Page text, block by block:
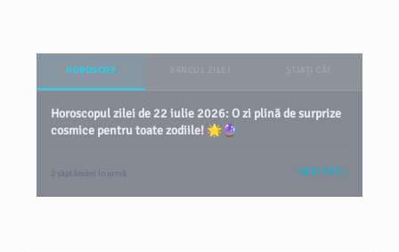
HOROSCOP
Horoscopul zilei de 22 iulie 2026: O zi plină de surprize
cosmice pentru toate zodiile! 🌟🔮
2 săptămâni în urmă VEZI TOT